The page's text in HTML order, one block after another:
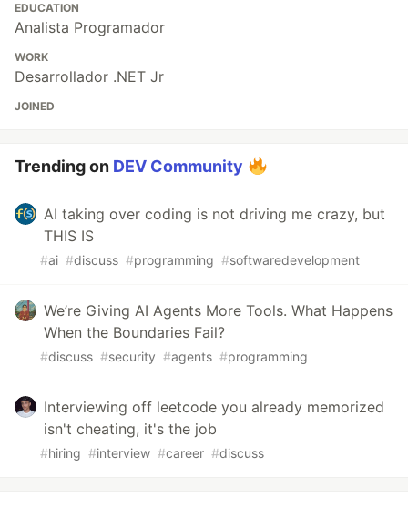
EDUCATION
Analista Programador
WORK
Desarrollador .NET Jr
JOINED
Trending on DEV Community
AI taking over coding is not driving me crazy, but
THIS IS
#ai #discuss #programming #softwaredevelopment
We’re Giving AI Agents More Tools. What Happens
When the Boundaries Fail?
#discuss #security #agents #programming
Interviewing off leetcode you already memorized
isn't cheating, it's the job
#hiring #interview #career #discuss